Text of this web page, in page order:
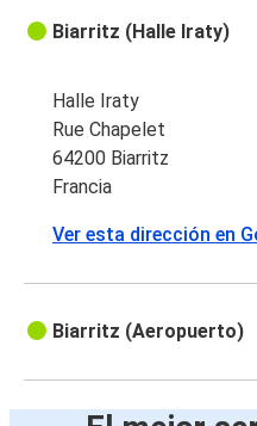
Biarritz (Halle Iraty)
Halle Iraty
Rue Chapelet
64200 Biarritz
Francia
Ver esta dirección en
Biarritz (Aeropuerto)